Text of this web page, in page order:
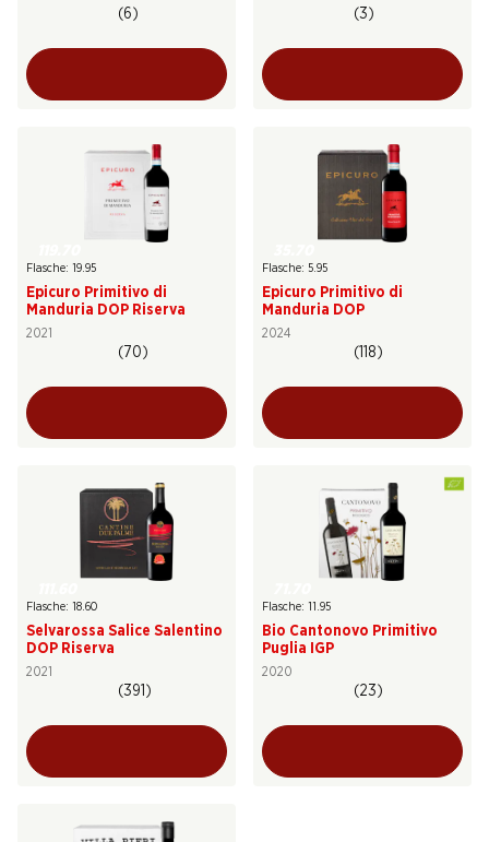
(6) (3)
Flasche: 19.95
Epicuro Primitivo di
Manduria DOP Riserva
2021
(70)
Flasche: 5.95
Epicuro Primitivo di
Manduria DOP
2024
(118)
Flasche: 18.60
Selvarossa Salice Salentino
DOP Riserva
2021
(391)
Flasche: 11.95
Bio Cantonovo Primitivo
Puglia IGP
2020
(23)